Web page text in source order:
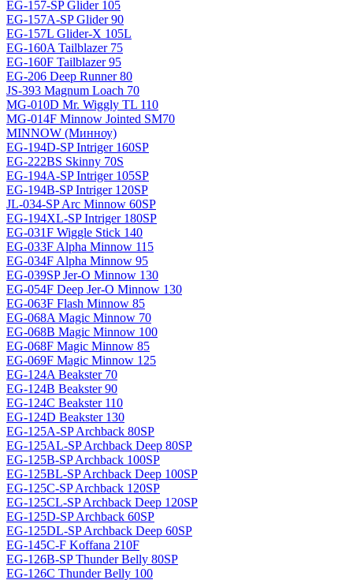
EG-157-SP Glider 105
EG-157A-SP Glider 90
EG-157L Glider-X 105L
EG-160A Tailblazer 75
EG-160F Tailblazer 95
EG-206 Deep Runner 80
JS-393 Magnum Loach 70
MG-010D Mr. Wiggly TL 110
MG-014F Minnow Jointed SM70
MINNOW (Минноу)
EG-194D-SP Intriger 160SP
EG-222BS Skinny 70S
EG-194A-SP Intriger 105SP
EG-194B-SP Intriger 120SP
JL-034-SP Arc Minnow 60SP
EG-194XL-SP Intriger 180SP
EG-031F Wiggle Stick 140
EG-033F Alpha Minnow 115
EG-034F Alpha Minnow 95
EG-039SP Jer-O Minnow 130
EG-054F Deep Jer-O Minnow 130
EG-063F Flash Minnow 85
EG-068A Magic Minnow 70
EG-068B Magic Minnow 100
EG-068F Magic Minnow 85
EG-069F Magiс Minnow 125
EG-124A Beakster 70
EG-124B Beakster 90
EG-124C Beakster 110
EG-124D Beakster 130
EG-125A-SP Archback 80SP
EG-125AL-SP Archback Deep 80SP
EG-125B-SP Archback 100SP
EG-125BL-SP Archback Deep 100SP
EG-125C-SP Archback 120SP
EG-125CL-SP Archback Deep 120SP
EG-125D-SP Archback 60SP
EG-125DL-SP Archback Deep 60SP
EG-145C-F Koffana 210F
EG-126B-SP Thunder Belly 80SP
EG-126C Thunder Belly 100